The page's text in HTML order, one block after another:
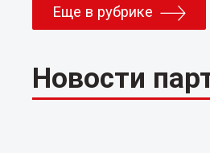
Еще в рубрике
Новости